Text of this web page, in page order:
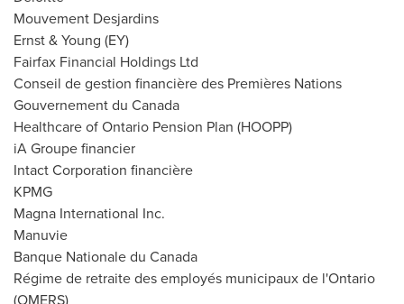
Mouvement Desjardins
Ernst & Young (EY)
Fairfax Financial Holdings Ltd
Conseil degestion financière des Premières Nations
Gouvernement du Canada
Healthcare of Ontario Pension Plan (HOOPP)
iA Groupe financier
Intact Corporation financière
KPMG
Magna International Inc.
Manuvie
Banque Nationale du Canada
Régime de retraite des employés municipaux de l'Ontario